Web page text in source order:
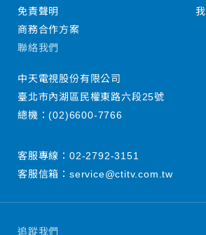
追蹤我們
免責聲明
商務合作方案
聯絡我們
中天電視股份有限公司
臺北市內湖區民權東路六段25號
總機：(02)6600-7766
客服專線： 02-2792-3151
客服信箱： service@ctitv.com.tw